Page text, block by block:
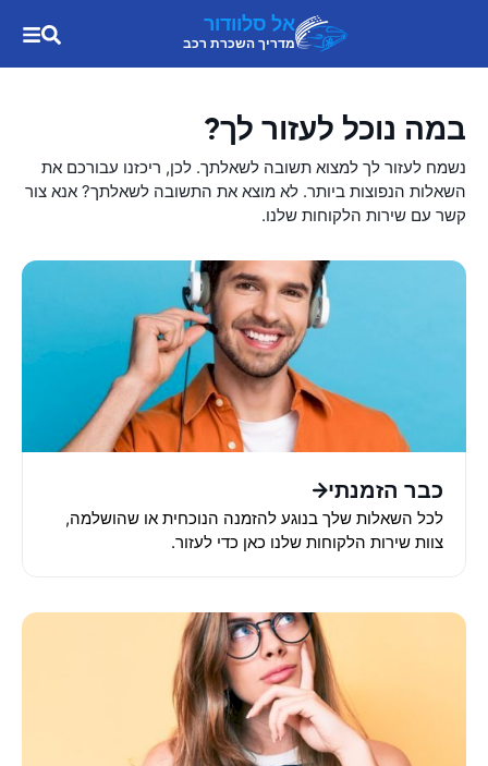
אל סלוודור
מדריך השכרת רכב
במה נוכל לעזור לך?
נשמח לעזור לך למצוא תשובה לשאלתך. לכן, ריכזנו עבורכם את
השאלות הנפוצות ביותר. לא מוצא את התשובה לשאלתך? אנא צור
קשר עם שירות הלקוחות שלנו.
כבר הזמנתי
לכל השאלות שלך בנוגע להזמנה הנוכחית או שהושלמה,
צוות שירות הלקוחות שלנו כאן כדי לעזור.